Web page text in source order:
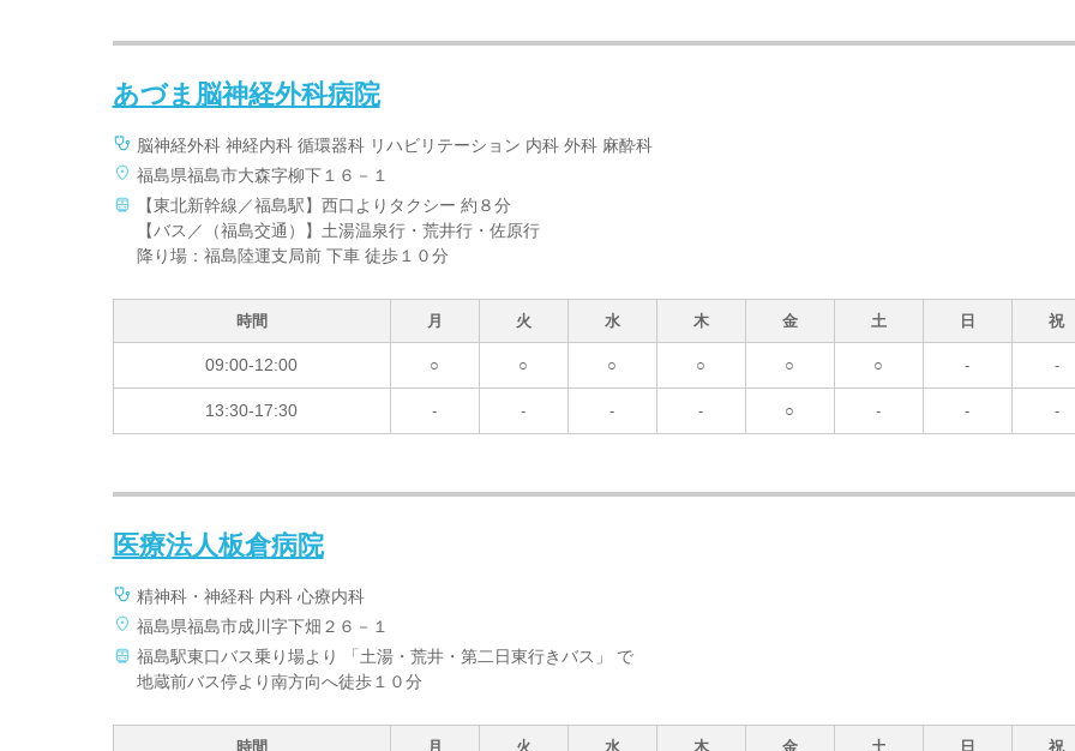
あづま脳神経外科病院
脳神経外科 神経内科 循環器科 リハビリテーション 内科 外科 麻酔科
福島県福島市大森字柳下１６－１
【東北新幹線／福島駅】西口よりタクシー 約８分
【バス／（福島交通）】土湯温泉行・荒井行・佐原行
降り場：福島陸運支局前 下車 徒歩１０分
時間 月 火 水 木 金 土 日 祝
09:00-12:00 ○ ○ ○ ○ ○ ○ - -
13:30-17:30 - - - - ○ - - -
医療法人板倉病院
精神科・神経科 内科 心療内科
福島県福島市成川字下畑２６－１
福島駅東口バス乗り場より 「土湯・荒井・第二日東行きバス」 で
地蔵前バス停より南方向へ徒歩１０分
時間 月 火 水 木 金 土 日 祝